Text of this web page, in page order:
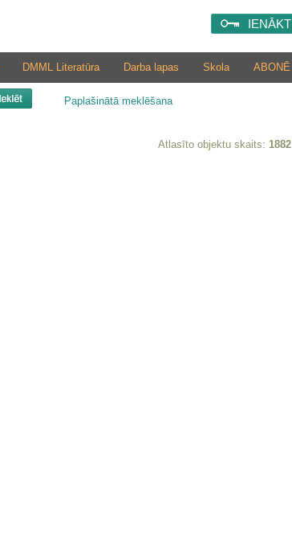
IENĀKT
ABONĒ
Skola
Darba lapas
DMML Literatūra
Paplašinātā meklēšana
Atlasīto objektu skaits: 1882